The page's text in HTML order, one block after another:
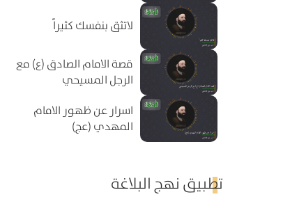
لاتثق بنفسك كثيراً
قصة الامام الصادق (ع) مع
الرجل المسيحي
اسرار عن ظهور الامام
المهدي (عج)
تطبيق نهج البلاغة